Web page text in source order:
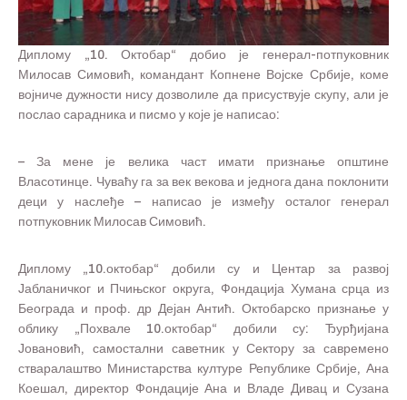
Диплому „10. Октобар“ добио је генерал-потпуковник
Милосав Симовић, командант Копнене Војске Србије, коме
војниче дужности нису дозволиле да присуствује скупу, али је
послао сарадника и писмо у које је написао:
– За мене је велика част имати признање општине
Власотинце. Чуваћу га за век векова и једнога дана поклонити
деци у наслеђе – написао је између осталог генерал
потпуковник Милосав Симовић.
Диплому „10.октобар“ добили су и Центар за развој
Јабланичког и Пчињског округа, Фондација Хумана срца из
Београда и проф. др Дејан Антић. Октобарско признање у
облику „Похвале 10.октобар“ добили су: Ђурђијана
Јовановић, самостални саветник у Сектору за савремено
стваралаштво Министарства културе Републике Србије, Ана
Коешал, директор Фондације Ана и Владе Дивац и Сузана